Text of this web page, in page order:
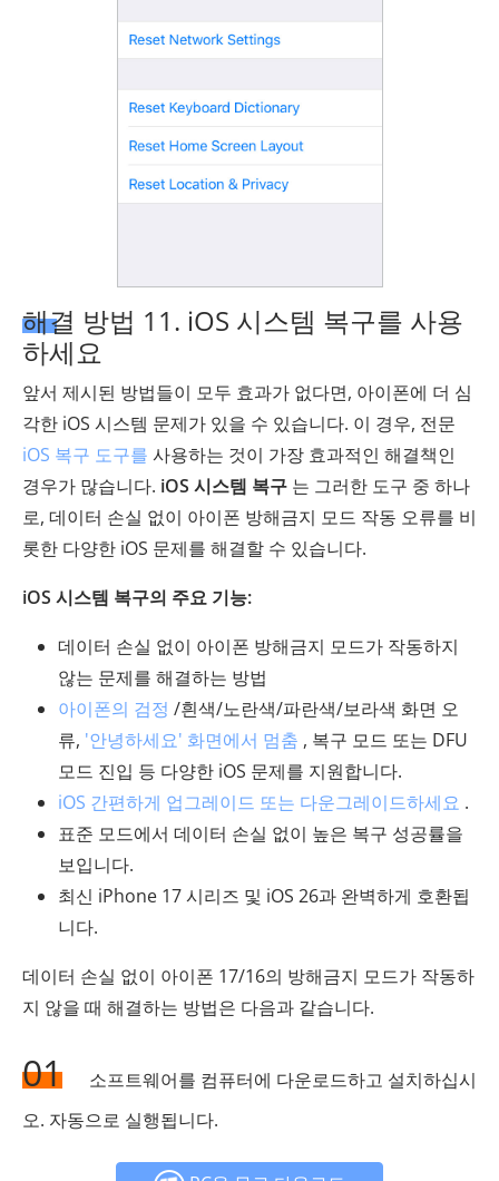
해결 방법 11. iOS 시스템 복구를 사용
하세요
앞서 제시된 방법들이 모두 효과가 없다면, 아이폰에 더 심
각한 iOS 시스템 문제가 있을 수 있습니다. 이 경우, 전문
iOS 복구 도구를 사용하는 것이 가장 효과적인 해결책인
경우가 많습니다. iOS 시스템 복구 는 그러한 도구 중 하나
로, 데이터 손실 없이 아이폰 방해금지 모드 작동 오류를 비
롯한 다양한 iOS 문제를 해결할 수 있습니다.
iOS 시스템 복구의 주요 기능:
데이터 손실 없이 아이폰 방해금지 모드가 작동하지
않는 문제를 해결하는 방법
아이폰의 검정 /흰색/노란색/파란색/보라색 화면 오
류, '안녕하세요' 화면에서 멈춤 , 복구 모드 또는 DFU
모드 진입 등 다양한 iOS 문제를 지원합니다.
iOS 간편하게 업그레이드 또는 다운그레이드하세요 .
표준 모드에서 데이터 손실 없이 높은 복구 성공률을
보입니다.
최신 iPhone 17 시리즈 및 iOS 26과 완벽하게 호환됩
니다.
데이터 손실 없이 아이폰 17/16의 방해금지 모드가 작동하
지 않을 때 해결하는 방법은 다음과 같습니다.
01
소프트웨어를 컴퓨터에 다운로드하고 설치하십시
오. 자동으로 실행됩니다.